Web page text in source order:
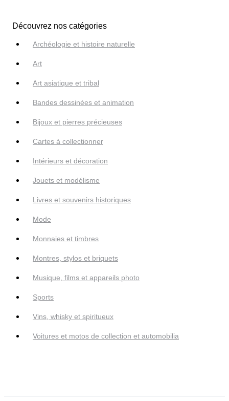
Découvrez nos catégories
Archéologie et histoire naturelle
Art
Art asiatique et tribal
Bandes dessinées et animation
Bijoux et pierres précieuses
Cartes à collectionner
Intérieurs et décoration
Jouets et modélisme
Livres et souvenirs historiques
Mode
Monnaies et timbres
Montres, stylos et briquets
Musique, films et appareils photo
Sports
Vins, whisky et spiritueux
Voitures et motos de collection et automobilia